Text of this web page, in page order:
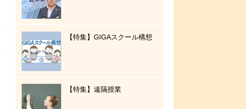
【特集】GIGAスクール構想
【特集】遠隔授業